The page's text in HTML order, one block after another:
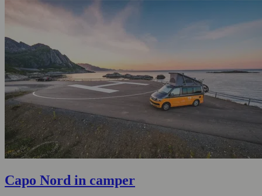
Capo Nord in camper